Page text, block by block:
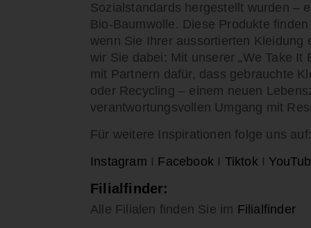
Sozialstandards hergestellt wurden –
Bio-Baumwolle. Diese Produkte
wenn Sie Ihrer aussortierten Kleidung
wir Sie dabei: Mit unserer „We Take
mit Partnern dafür, dass gebrauchte
oder Recycling – einem neuen
verantwortungsvollen Umgang mit
Für weitere Inspirationen folge uns auf:
Instagram I Facebook I TiktokI
Filialfinder:
Alle Filialen finden Sie im Filialfinder